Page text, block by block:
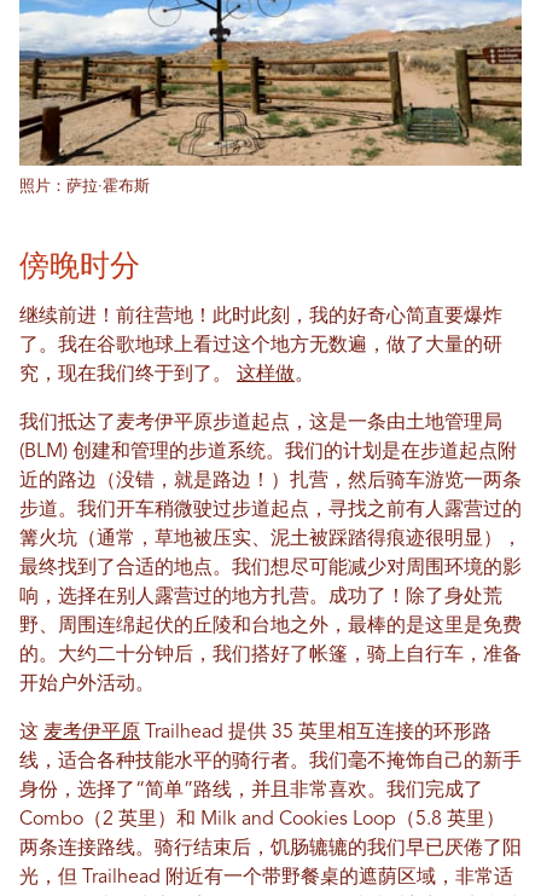
照片：萨拉·霍布斯
傍晚时分
继续前进！前往营地！此时此刻，我的好奇心简直要爆炸
了。我在谷歌地球上看过这个地方无数遍，做了大量的研
究，现在我们终于到了。 这样做。
我们抵达了麦考伊平原步道起点，这是一条由土地管理局
(BLM) 创建和管理的步道系统。我们的计划是在步道起点附
近的路边（没错，就是路边！）扎营，然后骑车游览一两条
步道。我们开车稍微驶过步道起点，寻找之前有人露营过的
篝火坑（通常，草地被压实、泥土被踩踏得痕迹很明显），
最终找到了合适的地点。我们想尽可能减少对周围环境的影
响，选择在别人露营过的地方扎营。成功了！除了身处荒
野、周围连绵起伏的丘陵和台地之外，最棒的是这里是免费
的。大约二十分钟后，我们搭好了帐篷，骑上自行车，准备
开始户外活动。
这 麦考伊平原 Trailhead 提供 35 英里相互连接的环形路
线，适合各种技能水平的骑行者。我们毫不掩饰自己的新手
身份，选择了“简单”路线，并且非常喜欢。我们完成了
Combo（2 英里）和 Milk and Cookies Loop（5.8 英里）
两条连接路线。骑行结束后，饥肠辘辘的我们早已厌倦了阳
光，但 Trailhead 附近有一个带野餐桌的遮荫区域，非常适